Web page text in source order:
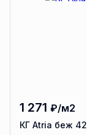
1 271 ₽/м2
КГ Atria беж